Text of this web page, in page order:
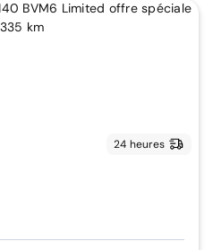
24 heures